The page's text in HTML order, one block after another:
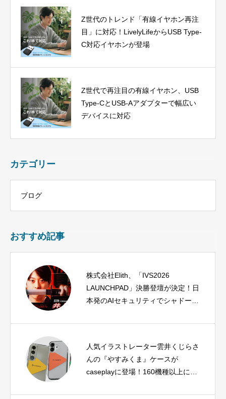
Z世代のトレンド「有線イヤホン再注
目」に対応！LivelyLifeからUSB Type-
C対応イヤホンが登場
Z世代で再注目の有線イヤホン、USB
Type-CとUSB-Aアダプターで幅広い
デバイスに対応
カテゴリー
ブログ
おすすめ記事
株式会社Elith、「IVS2026
LAUNCHPAD」決勝登壇が決定！日
本発のAIセキュリティでシャドーAI
人気イラストレーター雲井くじらさ
んの『やすみくま』ケースが
caseplayに登場！160機種以上に対